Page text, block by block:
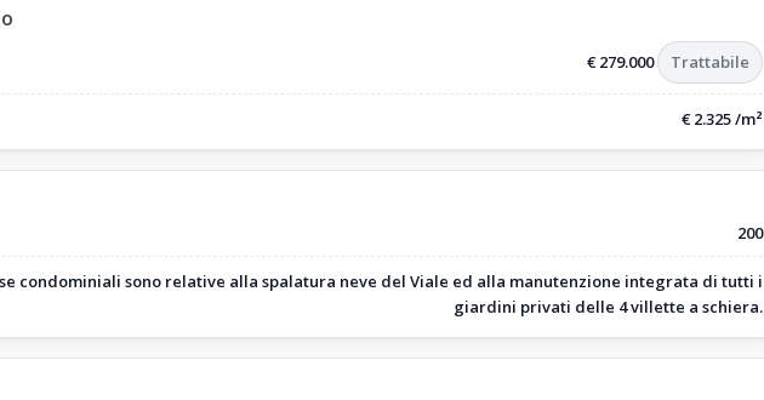
€ 279.000 Trattabile
€ 2.325 /m²
200
condominiali sono relative alla spalatura neve del Viale ed alla manutenzione integrata di tutti i
giardini privati delle 4 villette a schiera.